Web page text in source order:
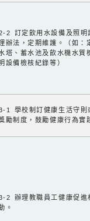
2 訂定飲用水設備及照明
辦法，定期維護。（如：
塔、蓄水池及飲水機水質
設備檢核紀錄等）
1 學校制訂健康生活守則
勵制度，鼓勵健康行為實
2 辦理教職員工健康促進
。